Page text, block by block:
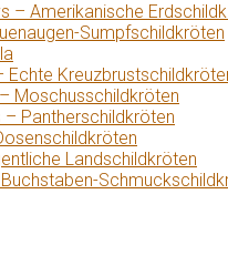
– Amerikanische
Sumpfschildkröten
Echte
Moschusschildkröten
Pantherschildkröten
Landschildkröten